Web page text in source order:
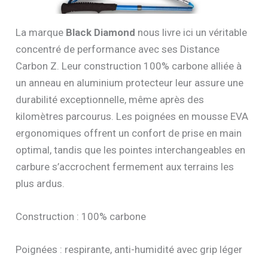
La marque Black Diamond nous livre ici un véritable
concentré de performance avec ses Distance
Carbon Z. Leur construction 100% carbone alliée à
un anneau en aluminium protecteur leur assure une
durabilité exceptionnelle, même après des
kilomètres parcourus. Les poignées en mousse EVA
ergonomiques offrent un confort de prise en main
optimal, tandis que les pointes interchangeables en
carbure s’accrochent fermement aux terrains les
plus ardus.
Construction : 100% carbone
Poignées : respirante, anti-humidité avec grip léger